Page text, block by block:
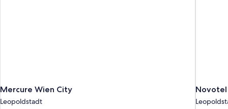
Mercure Wien City
Leopoldstadt